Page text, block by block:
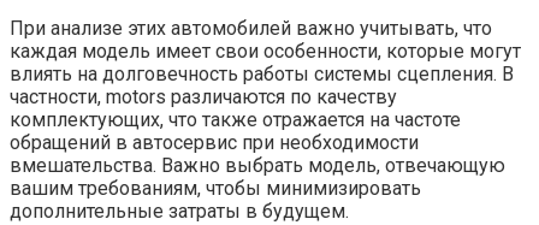
При анализе этих автомобилей важно учитывать, что
каждая модель имеет свои особенности, которые могут
влиять на долговечность работы системы сцепления. В
частности, motors различаются по качеству
комплектующих, что также отражается на частоте
обращений в автосервис при необходимости
вмешательства. Важно выбрать модель, отвечающую
вашим требованиям, чтобы минимизировать
дополнительные затраты в будущем.